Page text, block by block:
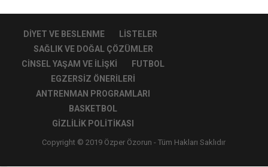
DIYET VE BESLENME
LISTELER
SAĞLIK VE DOĞAL ÇÖZÜMLER
CINSEL YAŞAM VE İLIŞKI
FUTBOL
EGZERSIZ ÖNERILERI
ANTRENMAN PROGRAMLARI
BASKETBOL
GIZLILIK POLITIKASI
Copyright © 2019 Özper Özorun - Tüm Hakları Saklıdır